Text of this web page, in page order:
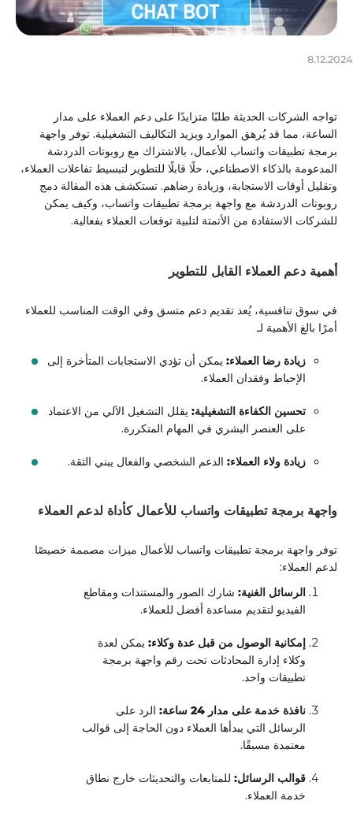
8.12.2024
تواجه الشركات الحديثة طلبًا متزايدًا على دعم العملاء على مدار
الساعة، مما قد يُرهق الموارد ويزيد التكاليف التشغيلية. توفر واجهة
برمجة تطبيقات واتساب للأعمال، بالاشتراك مع روبوتات الدردشة
المدعومة بالذكاء الاصطناعي، حلًا قابلًا للتطوير لتبسيط تفاعلات العملاء،
وتقليل أوقات الاستجابة، وزيادة رضاهم. تستكشف هذه المقالة دمج
روبوتات الدردشة مع واجهة برمجة تطبيقات واتساب، وكيف يمكن
للشركات الاستفادة من الأتمتة لتلبية توقعات العملاء بفعالية.
أهمية دعم العملاء القابل للتطوير
في سوق تنافسية، يُعد تقديم دعم متسق وفي الوقت المناسب للعملاء
أمرًا بالغ الأهمية لـ
زيادة رضا العملاء: يمكن أن تؤدي الاستجابات المتأخرة إلى
الإحباط وفقدان العملاء.
تحسين الكفاءة التشغيلية: يقلل التشغيل الآلي من الاعتماد
على العنصر البشري في المهام المتكررة.
زيادة ولاء العملاء: الدعم الشخصي والفعال يبني الثقة.
واجهة برمجة تطبيقات واتساب للأعمال كأداة لدعم العملاء
توفر واجهة برمجة تطبيقات واتساب للأعمال ميزات مصممة خصيصًا
لدعم العملاء:
الرسائل الغنية: شارك الصور والمستندات ومقاطع
الفيديو لتقديم مساعدة أفضل للعملاء.
إمكانية الوصول من قبل عدة وكلاء: يمكن لعدة
وكلاء إدارة المحادثات تحت رقم واجهة برمجة
تطبيقات واحد.
نافذة خدمة على مدار 24 ساعة:
الرد على
الرسائل التي يبدأها العملاء دون الحاجة إلى قوالب
معتمدة مسبقًا.
قوالب الرسائل: للمتابعات والتحديثات خارج نطاق
خدمة العملاء.